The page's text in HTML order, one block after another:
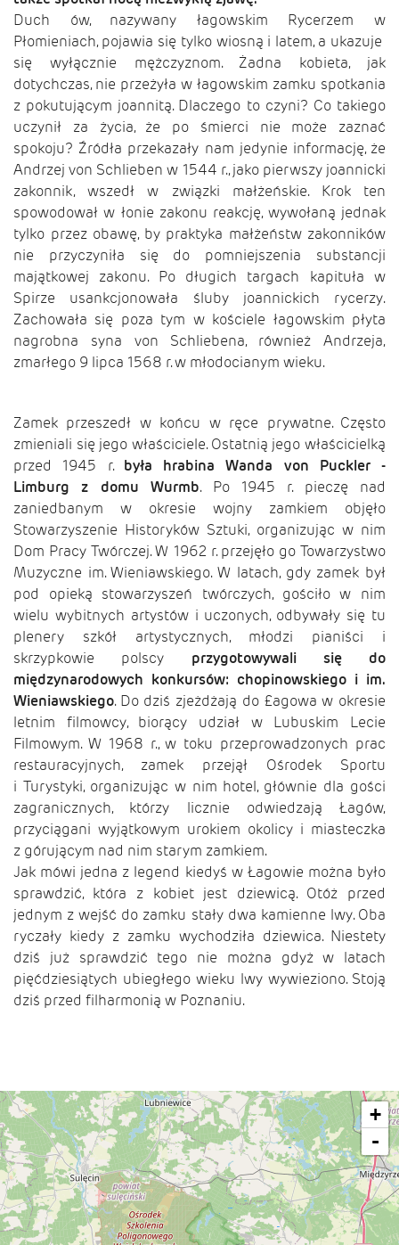
Duch ów, nazywany łagowskim Rycerzem w
Płomieniach, pojawia się tylko wiosną i latem, a ukazuje
się wyłącznie mężczyznom. Żadna kobieta, jak
dotychczas, nie przeżyła w łagowskim zamku spotkania
z pokutującym joannitą. Dlaczego to czyni? Co takiego
uczynił za życia, że po śmierci nie może zaznać
spokoju? Źródła przekazały nam jedynie informację, że
Andrzej von Schlieben w 1544 r., jako pierwszy joannicki
zakonnik, wszedł w związki małżeńskie. Krok ten
spowodował w łonie zakonu reakcję, wywołaną jednak
tylko przez obawę, by praktyka małżeństw zakonników
nie przyczyniła się do pomniejszenia substancji
majątkowej zakonu. Po długich targach kapituła w
Spirze usankcjonowała śluby joannickich rycerzy.
Zachowała się poza tym w kościele łagowskim płyta
nagrobna syna von Schliebena, również Andrzeja,
zmarłego 9 lipca 1568 r. w młodocianym wieku.
Zamek przeszedł w końcu w ręce prywatne. Często
zmieniali się jego właściciele. Ostatnią jego właścicielką
przed 1945 r. była hrabina Wanda von Puckler -
Limburg z domu Wurmb. Po 1945 r. pieczę nad
zaniedbanym w okresie wojny zamkiem objęło
Stowarzyszenie Historyków Sztuki, organizując w nim
Dom Pracy Twórczej. W 1962 r. przejęło go Towarzystwo
Muzyczne im. Wieniawskiego. W latach, gdy zamek był
pod opieką stowarzyszeń twórczych, gościło w nim
wielu wybitnych artystów i uczonych, odbywały się tu
plenery szkół artystycznych, młodzi pianiści i
skrzypkowie polscy przygotowywali się do
międzynarodowych konkursów: chopinowskiego i im.
Wieniawskiego. Do dziś zjeżdżają do £agowa w okresie
letnim filmowcy, biorący udział w Lubuskim Lecie
Filmowym. W 1968 r., w toku przeprowadzonych prac
restauracyjnych, zamek przejął Ośrodek Sportu
i Turystyki, organizując w nim hotel, głównie dla gości
zagranicznych, którzy licznie odwiedzają Łagów,
przyciągani wyjątkowym urokiem okolicy i miasteczka
z górującym nad nim starym zamkiem.
Jak mówi jedna z legend kiedyś w Łagowie można było
sprawdzić, która z kobiet jest dziewicą. Otóż przed
jednym z wejść do zamku stały dwa kamienne lwy. Oba
ryczały kiedy z zamku wychodziła dziewica. Niestety
dziś już sprawdzić tego nie można gdyż w latach
pięćdziesiątych ubiegłego wieku lwy wywieziono. Stoją
dziś przed filharmonią w Poznaniu.
+
-